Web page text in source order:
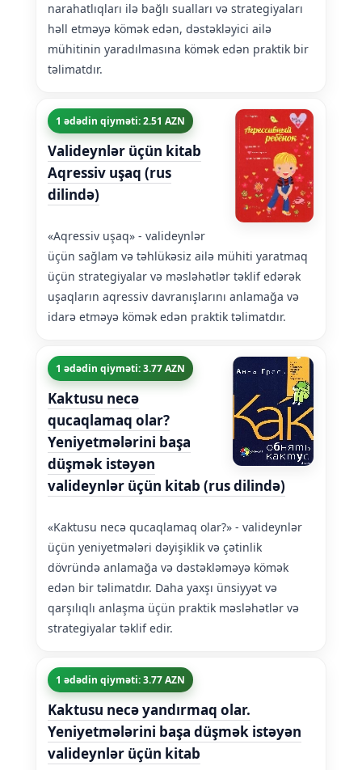
narahatlıqları ilə bağlı sualları və strategiyaları
həll etməyə kömək edən, dəstəkləyici ailə
mühitinin yaradılmasına kömək edən praktik bir
təlimatdır.
1 ədədin qiyməti: 2.51 AZN
Valideynlər üçün kitab
Aqressiv uşaq (rus
dilində)
«Aqressiv uşaq» - valideynlər
üçün sağlam və təhlükəsiz ailə mühiti yaratmaq
üçün strategiyalar və məsləhətlər təklif edərək
uşaqların aqressiv davranışlarını anlamağa və
idarə etməyə kömək edən praktik təlimatdır.
1 ədədin qiyməti: 3.77 AZN
Kaktusu necə
qucaqlamaq olar?
Yeniyetmələrini başa
düşmək istəyən
valideynlər üçün kitab (rus dilində)
«Kaktusu necə qucaqlamaq olar?» - valideynlər
üçün yeniyetmələri dəyişiklik və çətinlik
dövründə anlamağa və dəstəkləməyə kömək
edən bir təlimatdır. Daha yaxşı ünsiyyət və
qarşılıqlı anlaşma üçün praktik məsləhətlər və
strategiyalar təklif edir.
1 ədədin qiyməti: 3.77 AZN
Kaktusu necə yandırmaq olar.
Yeniyetmələrini başa düşmək istəyən
valideynlər üçün kitab